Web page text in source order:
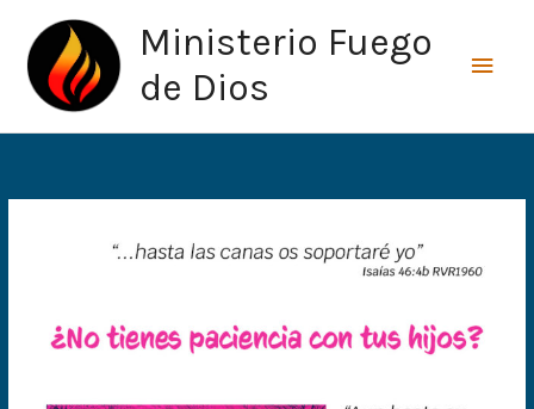
contenido
Ministerio Fuego
de Dios